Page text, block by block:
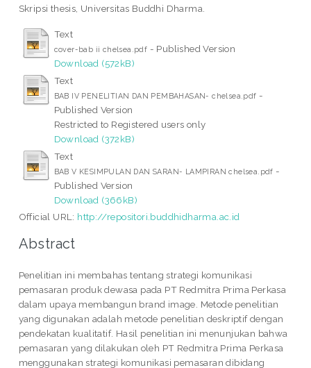
Skripsi thesis, Universitas Buddhi Dharma.
Text
cover-bab ii chelsea.pdf - Published Version
Download (572kB)
Text
BAB IV PENELITIAN DAN PEMBAHASAN- chelsea.pdf -
Published Version
Restricted to Registered users only
Download (372kB)
Text
BAB V KESIMPULAN DAN SARAN- LAMPIRAN chelsea.pdf -
Published Version
Download (366kB)
Official URL: http://repositori.buddhidharma.ac.id
Abstract
Penelitian ini membahas tentang strategi komunikasi
pemasaran produk dewasa pada PT Redmitra Prima Perkasa
dalam upaya membangun brand image. Metode penelitian
yang digunakan adalah metode penelitian deskriptif dengan
pendekatan kualitatif. Hasil penelitian ini menunjukan bahwa
pemasaran yang dilakukan oleh PT Redmitra Prima Perkasa
menggunakan strategi komunikasi pemasaran dibidang